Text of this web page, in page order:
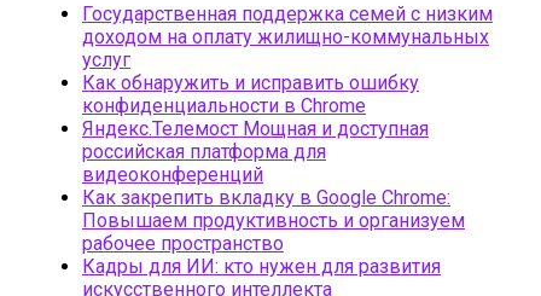
Государственная поддержка семей с низким
доходом на оплату жилищно-коммунальных
услуг
Как обнаружить и исправить ошибку
конфиденциальности в Chrome
Яндекс.Телемост Мощная и доступная
российская платформа для
видеоконференций
Как закрепить вкладку в Google Chrome:
Повышаем продуктивность и организуем
рабочее пространство
Кадры для ИИ: кто нужен для развития
искусственного интеллекта